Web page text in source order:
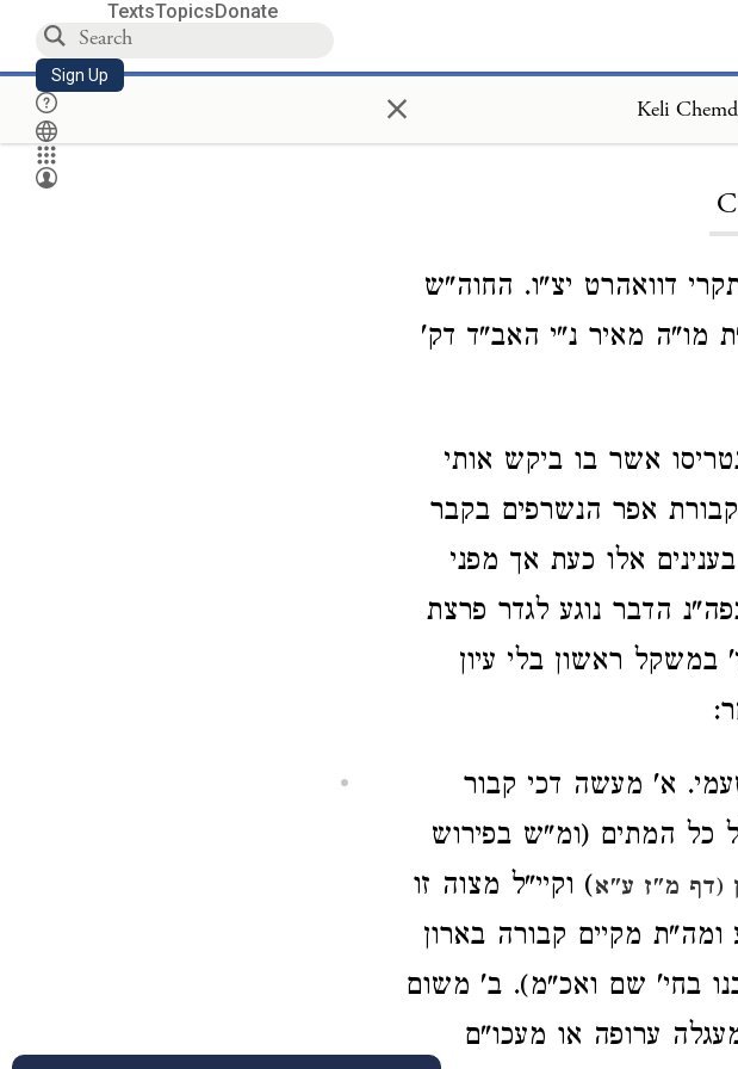
TextsTopicsDonate
Sign Up × Keli
דוואהרט יצ"ו. החוה"ש
מו"ה מאיר נ"י האב"ד דק'
אשר בו ביקש אותי
אפר הנשרפים בקבר
אלו כעת אך מפני
הדבר נוגע לגדר פרצת
ראשון בלי עיון
א' מעשה דכי קבור
כל המתים (ומ"ש בפירוש
(דף מ"ז ע"א) וקיי"ל מצוה זו
מקיים קבורה בארון
בחי' שם ואכ"מ). ב' משום
ערופה או מעכו"ם